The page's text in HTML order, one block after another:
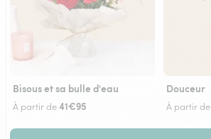
Bisous et sa bulle d'eau
À partir de41€95
Douceur
À partir de